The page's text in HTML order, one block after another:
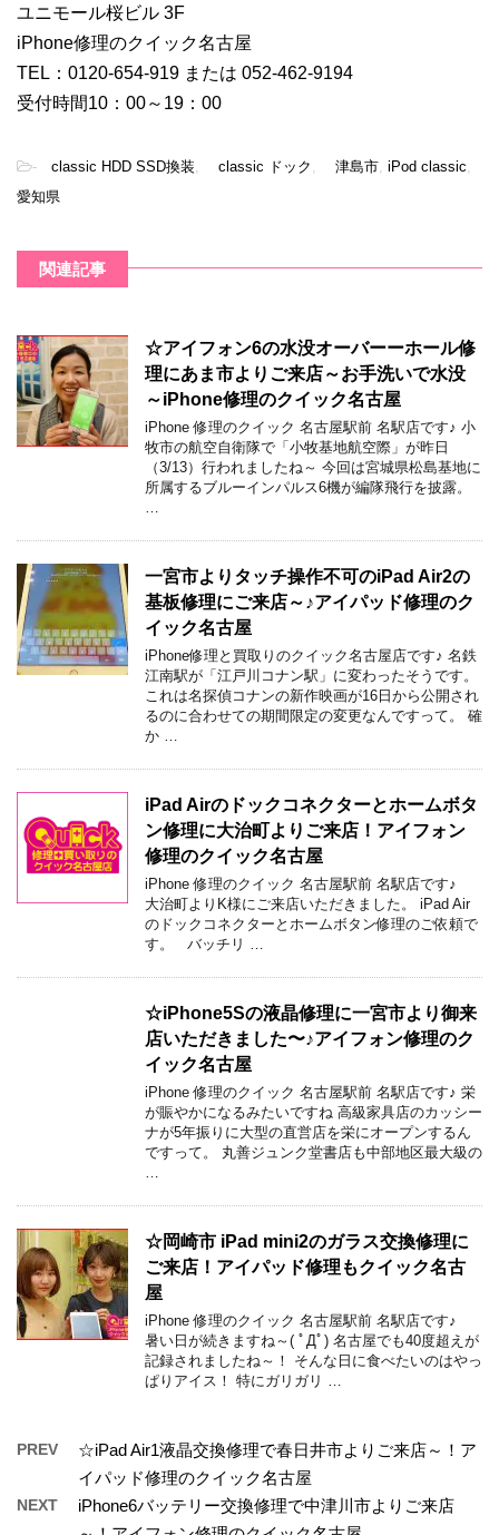
ユニモール桜ビル 3F
iPhone修理のクイック名古屋
TEL：0120-654-919 または 052-462-9194
受付時間10：00～19：00
- classic HDD SSD換装 classic ドック 津島市 iPod classic
愛知県
関連記事
☆アイフォン6の水没オーバーーホール修
理にあま市よりご来店～お手洗いで水没
～iPhone修理のクイック名古屋
iPhone 修理のクイック 名古屋駅前 名駅店です♪ 小
牧市の航空自衛隊で「小牧基地航空際」が昨日
（3/13）行われましたね～ 今回は宮城県松島基地に
所属するブルーインパルス6機が編隊飛行を披露。
一宮市よりタッチ操作不可のiPad Air2の
基板修理にご来店～♪アイパッド修理のク
イック名古屋
iPhone修理と買取りのクイック名古屋店です♪ 名鉄
江南駅が「江戸川コナン駅」に変わったそうです。
これは名探偵コナンの新作映画が16日から公開され
るのに合わせての期間限定の変更なんですって。 確
か …
iPad Airのドックコネクターとホームボタ
ン修理に大治町よりご来店！アイフォン
修理のクイック名古屋
iPhone 修理のクイック 名古屋駅前 名駅店です♪
大治町よりK様にご来店いただきました。 iPad Air
のドックコネクターとホームボタン修理のご依頼で
す。 バッチリ …
☆iPhone5Sの液晶修理に一宮市より御来
店いただきました〜♪アイフォン修理のク
イック名古屋
iPhone 修理のクイック 名古屋駅前 名駅店です♪ 栄
が賑やかになるみたいですね 高級家具店のカッシー
ナが5年振りに大型の直営店を栄にオープンするん
ですって。 丸善ジュンク堂書店も中部地区最大級の
☆岡崎市 iPad mini2のガラス交換修理に
ご来店！アイパッド修理もクイック名古
屋
iPhone 修理のクイック 名古屋駅前 名駅店です♪
暑い日が続きますね～( ﾟДﾟ) 名古屋でも40度超えが
記録されましたね～！ そんな日に食べたいのはやっ
ぱりアイス！ 特にガリガリ …
PREV
☆iPad Air1液晶交換修理で春日井市よりご来店～！ア
イパッド修理のクイック名古屋
NEXT
iPhone6バッテリー交換修理で中津川市よりご来店